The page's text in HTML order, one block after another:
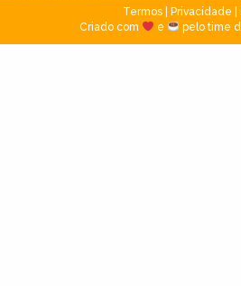
Termos| Privacidade
Criado com
e pelo time